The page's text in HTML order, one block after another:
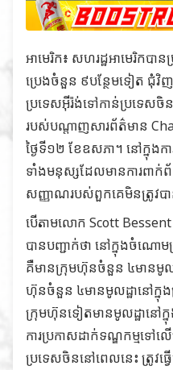
អាមេរិក៖ សហរដ្ឋអាមេរិកប
ប្រេងចំនួន ៩បន្ថែមទៀត ជុំ
ប្រទេសអ៊ីរ៉ង់ទៅកាន់ប្រទេសចិ
របស់បណ្តាញសារព័ត៌មាន
ថ្ងៃទី១២ ខែឧសភា។ នៅក្នុងក
ទាំងមនុស្សដែលមានការពាក់
សញ្ញាណរបស់ពួកគេមិនត្រូវបា
បើតាមលោក Scott Bessent រ
បានបញ្ជាក់ថា នៅក្នុងចំណោ
គឺមានក្រុមហ៊ុនចំនួន ៤មានមូ
ហ៊ុនចំនួន ៤មានមូលដ្ឋានៅក្នុង
ក្រុមហ៊ុនទៀតមានមូលដ្ឋានៅក្
ការប្រកាសដាក់ទណ្ឌកម្មទៅល
ប្រទេសចិននៅពេលនេះ ត្រូវ